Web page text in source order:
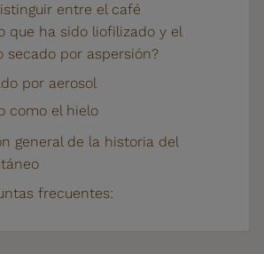
entre el café
que ha sido liofilizado y el
secado por aspersión?
por aerosol
como el hielo
general de la historia del
frecuentes: